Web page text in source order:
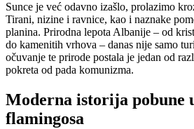
Sunce je već odavno izašlo, prolazimo
Tirani, nizine i ravnice, kao i naznake
planina. Prirodna lepota Albanije – od
do kamenitih vrhova – danas nije samo
očuvanje te prirode postala je jedan od
pokreta od pada komunizma.
Moderna istorija pobune
flamingosa